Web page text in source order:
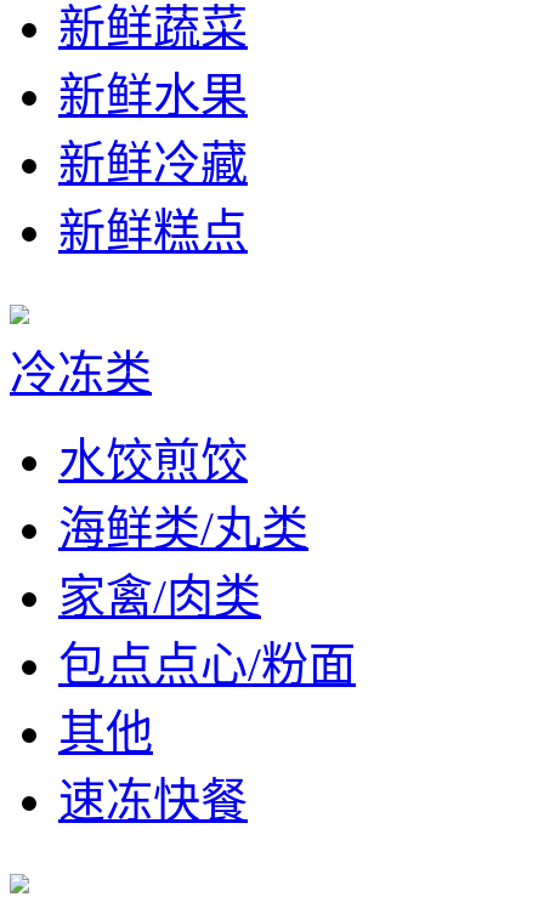
新鲜蔬菜
新鲜水果
新鲜冷藏
新鲜糕点
冷冻类
水饺煎饺
海鲜类/丸类
家禽/肉类
包点点心/粉面
其他
速冻快餐